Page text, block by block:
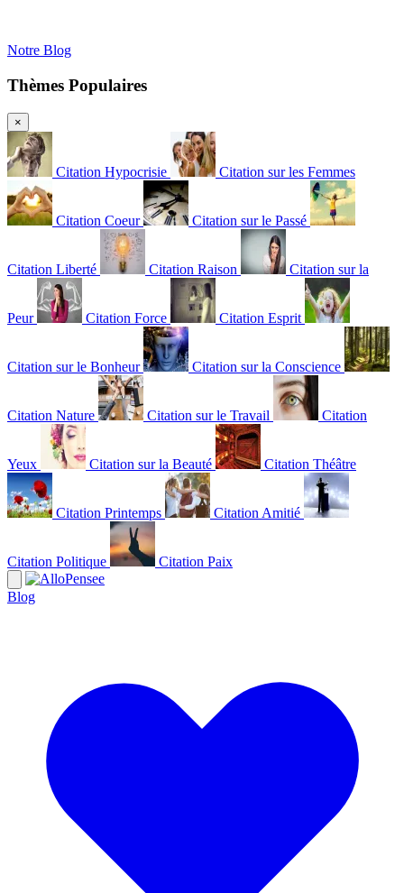
Notre Blog
Thèmes Populaires
×
Citation Hypocrisie Citation sur les Femmes
Citation Coeur Citation sur le Passé
Citation Liberté Citation Raison Citation sur la
Peur Citation Force Citation Esprit
Citation sur le Bonheur Citation sur la Conscience
Citation Nature Citation sur le Travail Citation
Yeux Citation sur la Beauté Citation Théâtre
Citation Printemps Citation Amitié
Citation Politique Citation Paix
Blog